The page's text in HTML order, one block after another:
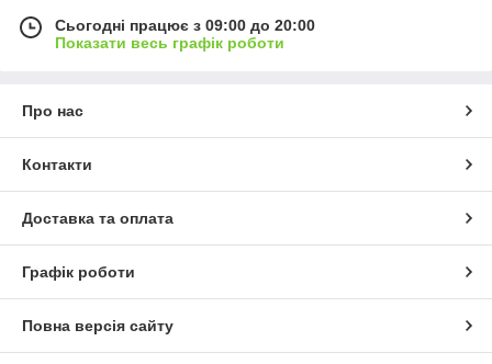
Сьогодні працює з 09:00 до 20:00
Показати весь графік роботи
Про нас
Контакти
Доставка та оплата
Графік роботи
Повна версія сайту